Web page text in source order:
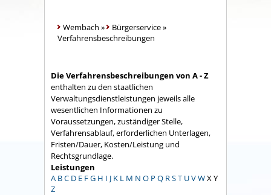
Wembach » Bürgerservice»
Verfahrensbeschreibungen
Die Verfahrensbeschreibungen von A - Z
enthalten zu den staatlichen
Verwaltungsdienstleistungen jeweils alle
wesentlichen Informationen zu
Voraussetzungen, zuständiger Stelle,
Verfahrensablauf, erforderlichen Unterlagen,
Fristen/Dauer, Kosten/Leistung und
Rechtsgrundlage.
Leistungen
A BC D E FG H I J K L M N O P Q RST UVWX Y
Z